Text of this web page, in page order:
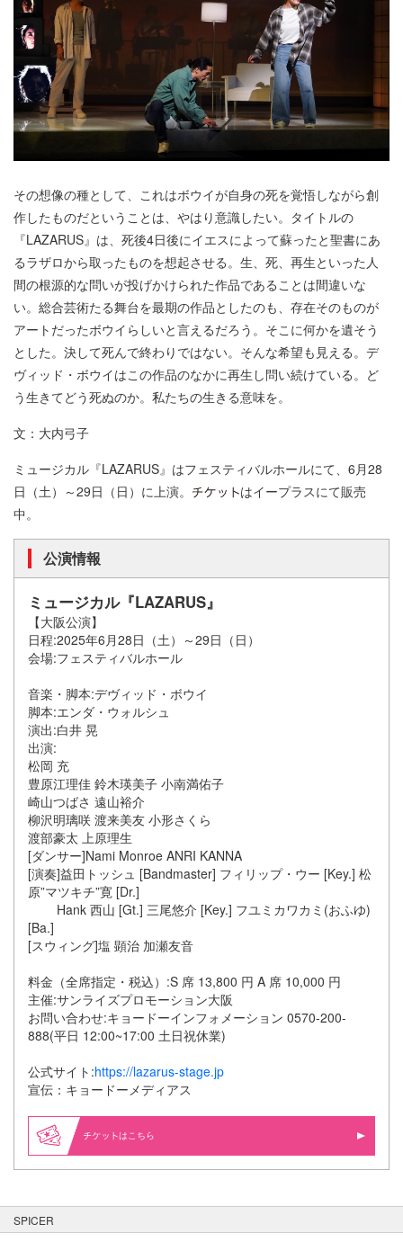
その想像の種として、これはボウイが自身の死を覚悟しながら創
作したものだということは、やはり意識したい。タイトルの
『LAZARUS』は、死後4日後にイエスによって蘇ったと聖書にあ
るラザロから取ったものを想起させる。生、死、再生といった人
間の根源的な問いが投げかけられた作品であることは間違いな
い。総合芸術たる舞台を最期の作品としたのも、存在そのものが
アートだったボウイらしいと言えるだろう。そこに何かを遺そう
とした。決して死んで終わりではない。そんな希望も見える。デ
ヴィッド・ボウイはこの作品のなかに再生し問い続けている。ど
う生きてどう死ぬのか。私たちの生きる意味を。
文：大内弓子
ミュージカル『LAZARUS』はフェスティバルホールにて、6月28
日（土）～29日（日）に上演。
はイープラスにて販売
中。
公演情報
ミュージカル『LAZARUS』
【大阪公演】
日程:2025年6月28日（土）～29日（日）
会場:フェスティバルホール
音楽・脚本:デヴィッド・ボウイ
脚本:エンダ・ウォルシュ
演出:白井 晃
出演:
松岡 充
豊原江理佳 鈴木瑛美子 小南満佑子
崎山つばさ 遠山裕介
柳沢明璃咲 渡来美友 小形さくら
渡部豪太 上原理生
[ダンサー]Nami Monroe ANRI KANNA
[演奏]益田トッシュ [Bandmaster] フィリップ・ウー [Key.] 松
原”マツキチ”寛 [Dr.]
Hank 西山 [Gt.] 三尾悠介 [Key.] フユミカワカミ(おふゆ)
[Ba.]
[スウィング]塩 顕治 加瀬友音
料金（全席指定・税込）:S 席 13,800 円 A 席 10,000 円
主催:サンライズプロモーション大阪
お問い合わせ:キョードーインフォメーション 0570-200-
888(平日 12:00~17:00 土日祝休業)
公式サイト:https://lazarus-stage.jp
宣伝：キョードーメディアス
はこちら
SPICER